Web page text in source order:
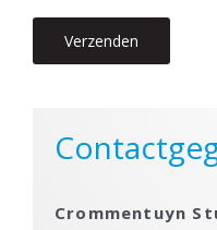
Crommentuyn